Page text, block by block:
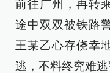
前往广州，再转
途中双双被铁路
王某乙心存侥幸
逃，不料终究难逃